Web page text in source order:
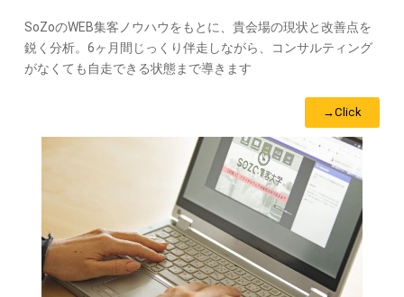
SoZoのWEB集客ノウハウをもとに、貴会場の現状と改善点を
鋭く分析。6ヶ月間じっくり伴走しながら、コンサルティング
がなくても自走できる状態まで導きます
→Click